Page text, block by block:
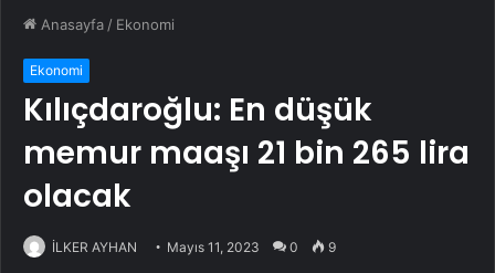
Anasayfa / Ekonomi
Ekonomi
Kılıçdaroğlu: En düşük
memur maaşı 21 bin 265 lira
olacak
İLKER AYHAN Mayıs 11, 2023 0 9